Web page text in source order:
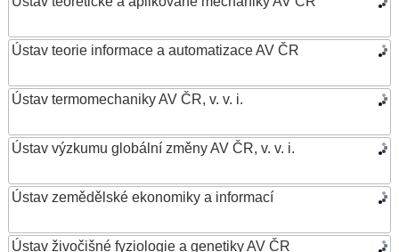
Ústav teorie informace a automatizace AV ČR
Ústav termomechaniky AV ČR, v. v. i.
Ústav výzkumu globální změny AV ČR, v. v. i.
Ústav zemědělské ekonomiky a informací
Ústav živočišné fyziologie a genetiky AV ČR